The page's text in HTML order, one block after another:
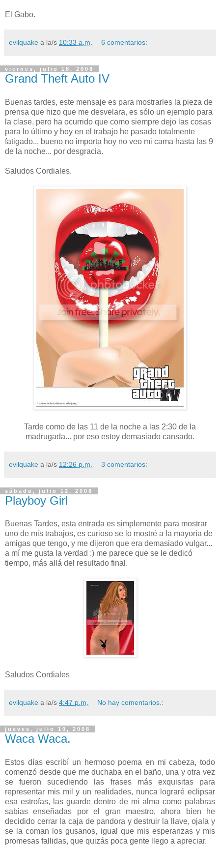
El Gabo.
evilquake a la/s 10:33 a.m. 6 comentarios:
viernes, julio 18, 2008
Grand Theft Auto IV
Buenas tardes, este mensaje es para mostrarles la pieza de
prensa que hizo que me desvelara, es sólo un ejemplo para
la clase, pero ha ocurrido que como siempre dejo las cosas
para lo último y hoy en el trabajo he pasado totalmente
fatigado... bueno no importa hoy no veo mi cama hasta las 9
de la noche... por desgracia.
Saludos Cordiales.
Tarde como de las 11 de la noche a las 2:30 de la
madrugada... por eso estoy demasiado cansado.
evilquake a la/s 12:26 p.m. 3 comentarios:
sábado, julio 12, 2008
Playboy Girl
Buenas Tardes, esta entrada es simplemente para mostrar
uno de mis trabajos, es curioso se lo mostré a la mayoría de
amigas que tengo, y me dijeron que era demasiado vulgar...
a mí me gusta la verdad :) me parece que se le dedicó
tiempo, más allá del resultado final.
Saludos Cordiales
evilquake a la/s 4:47 p.m. No hay comentarios.:
jueves, julio 10, 2008
Waca Waca.
Estos días escribí un hermoso poema en mi cabeza, todo
comenzó desde que me duchaba en el baño, una y otra vez
se fueron sucediendo las frases más exquisitas para
representar mis mil y un realidades, nunca lograré eclipsar
esa estrofas, las guarde dentro de mi alma como palabras
sabias enseñadas por el gran maestro, ahora bien he
decidido cerrar la caja de pandora y destruir la llave, ojala y
se la coman los gusanos, igual que mis esperanzas y mis
promesas fallidas, que quizás poca gente llego a apreciar.